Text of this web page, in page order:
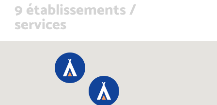
9 établissements /
services